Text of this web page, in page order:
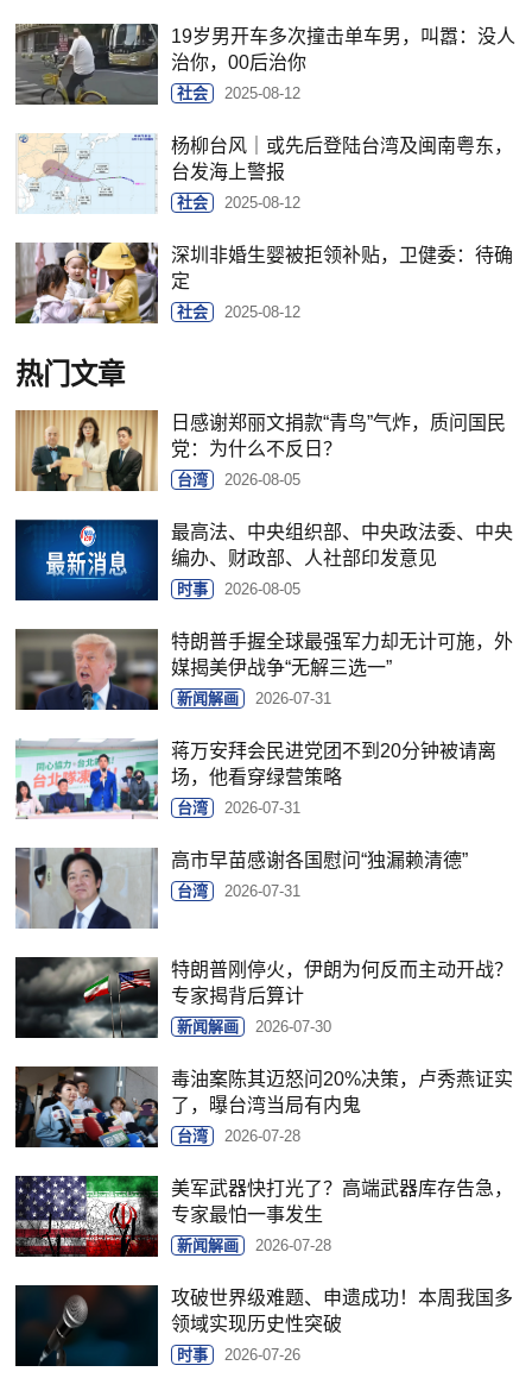
19岁男开车多次撞击单车男，叫嚣：没人
治你，00后治你
社会 2025-08-12
杨柳台风｜或先后登陆台湾及闽南粤东，
台发海上警报
社会 2025-08-12
深圳非婚生婴被拒领补贴，卫健委：待确
定
社会 2025-08-12
热门文章
日感谢郑丽文捐款“青鸟”气炸，质问国民
党：为什么不反日？
台湾 2026-08-05
最高法、中央组织部、中央政法委、中央
编办、财政部、人社部印发意见
时事 2026-08-05
特朗普手握全球最强军力却无计可施，外
媒揭美伊战争“无解三选一”
新闻解画 2026-07-31
蒋万安拜会民进党团不到20分钟被请离
场，他看穿绿营策略
台湾 2026-07-31
高市早苗感谢各国慰问“独漏赖清德”
台湾 2026-07-31
特朗普刚停火，伊朗为何反而主动开战？
专家揭背后算计
新闻解画 2026-07-30
毒油案陈其迈怒问20%决策，卢秀燕证实
了，曝台湾当局有内鬼
台湾 2026-07-28
美军武器快打光了？高端武器库存告急，
专家最怕一事发生
新闻解画 2026-07-28
攻破世界级难题、申遗成功！本周我国多
领域实现历史性突破
时事 2026-07-26